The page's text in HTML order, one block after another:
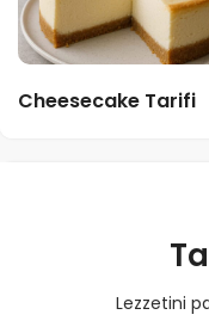
Cheesecake Tarifi
Lezzetini